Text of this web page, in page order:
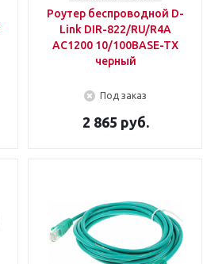
Роутер беспроводной D-
Link DIR-822/RU/R4A
AC1200 10/100BASE-TX
черный
Под заказ
2 865 руб.